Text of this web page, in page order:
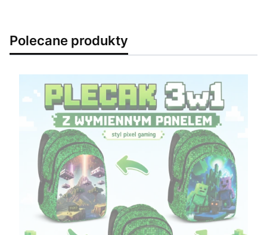
Polecane produkty